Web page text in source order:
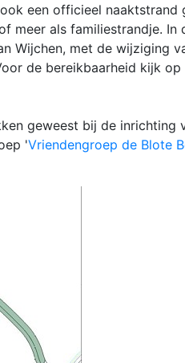
een officieel naaktstrand
meer als familiestrandje. In
Wijchen, met de wijziging
de bereikbaarheid kijk op
geweest bij de inrichting
'Vriendengroep de Blote